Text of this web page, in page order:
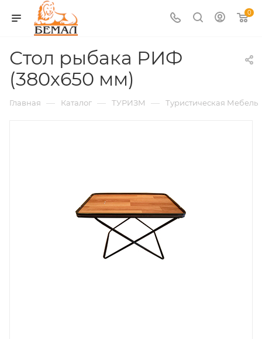
0
Стол рыбака РИФ
(380х650 мм)
Главная — Каталог — ТУРИЗМ — Туристическая Мебель